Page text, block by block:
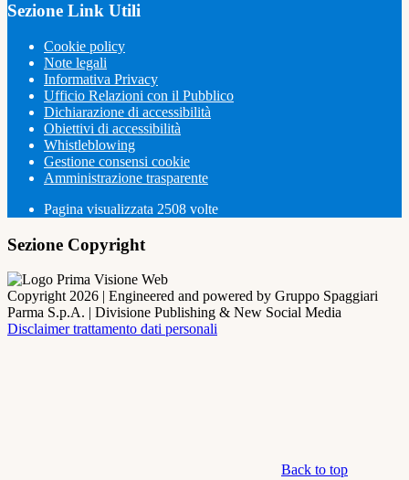
Sezione Link Utili
Cookie policy
Note legali
Informativa Privacy
Ufficio Relazioni con il Pubblico
Dichiarazione di accessibilità
Obiettivi di accessibilità
Whistleblowing
Gestione consensi cookie
Amministrazione trasparente
Pagina visualizzata 2508 volte
Sezione Copyright
Copyright 2026 | Engineered and powered by Gruppo Spaggiari
Parma S.p.A. | Divisione Publishing & New Social Media
Disclaimer trattamento dati personali
Back to top